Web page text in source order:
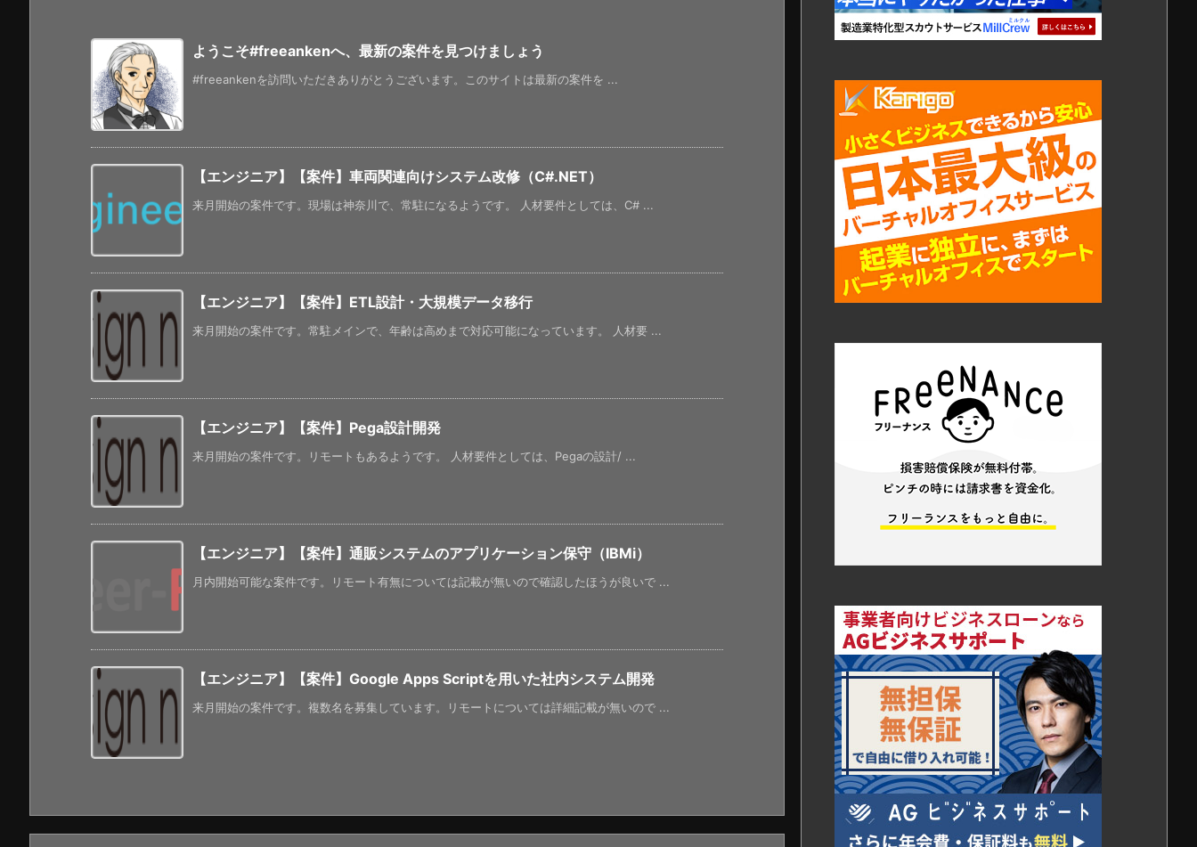
ようこそ#freeankenへ、最新の案件を見つけましょう
#freeankenを訪問いただきありがとうございます。このサイトは最新の案件を ...
【エンジニア】【案件】車両関連向けシステム改修（C#.NET）
来月開始の案件です。現場は神奈川で、常駐になるようです。 人材要件としては、C# ...
【エンジニア】【案件】ETL設計・大規模データ移行
来月開始の案件です。常駐メインで、年齢は高めまで対応可能になっています。 人材要 ...
【エンジニア】【案件】Pega設計開発
来月開始の案件です。リモートもあるようです。 人材要件としては、Pegaの設計/ ...
【エンジニア】【案件】通販システムのアプリケーション保守（IBMi）
月内開始可能な案件です。リモート有無については記載が無いので確認したほうが良いで ...
【エンジニア】【案件】Google Apps Scriptを用いた社内システム開発
来月開始の案件です。複数名を募集しています。リモートについては詳細記載が無いので ...